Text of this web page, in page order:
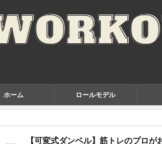
ホーム ロールモデル
【可変式ダンベル】筋トレのプロ